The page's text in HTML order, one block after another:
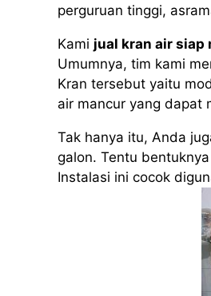
perguruan tinggi,
Kami jual kran air siap
Umumnya, tim kami
Kran tersebut yaitu
air mancur yang dapat
Tak hanya itu, Anda
galon. Tentu
Instalasi ini cocok